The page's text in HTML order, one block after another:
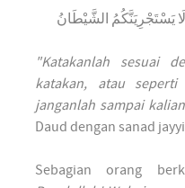
يَسْتَجْرِيَنَّكُمُ الشَّيْطَانُ
"Katakanlah sesuai
katakan, atau
janganlah sampai
Daud dengan sanad
Sebagian orang